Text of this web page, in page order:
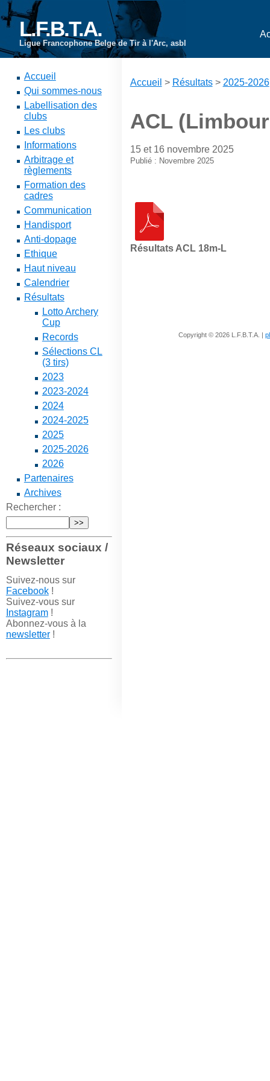
L.F.B.T.A.
Ligue Francophone Belge de Tir à l'Arc, asbl
Accueil
Qui sommes-nous
Labellisation des
clubs
Les clubs
Informations
Arbitrage et
règlements
Formation des
cadres
Communication
Handisport
Anti-dopage
Ethique
Haut niveau
Calendrier
Résultats
Lotto Archery
Cup
Records
Sélections CL
(3 tirs)
2023
2023-2024
2024
2024-2025
2025
2025-2026
2026
Partenaires
Archives
Rechercher :
Réseaux sociaux /
Newsletter
Suivez-nous sur
Facebook!
Suivez-vous sur
Instagram!
Abonnez-vous à la
newsletter!
Accueil > Résultats> 2025-2026
ACL
15 et 16 novembre 2025
Publié : Novembre 2025
Résultats ACL 18m-L
Copyright © 2026 L.F.B.T.A. |